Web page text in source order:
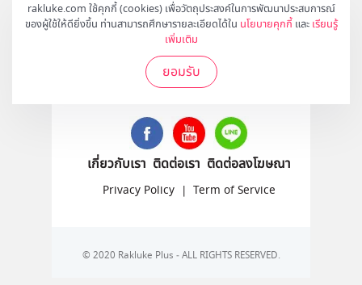
rakluke.com ใช้คุกกี้ (cookies) เพื่อวัตถุประสงค์ในการพัฒนาประสบการณ์
ของผู้ใช้ให้ดียิ่งขึ้น ท่านสามารถศึกษารายละเอียดได้ใน นโยบายคุกกี้ และ เรียนรู้
เพิ่มเติม
ยอมรับ
ติดตามเราได้ที่
เกี่ยวกับเรา ติดต่อเรา ติดต่อลงโฆษณา
Privacy Policy | Term of Service
© 2020 Rakluke Plus - ALL RIGHTS RESERVED.